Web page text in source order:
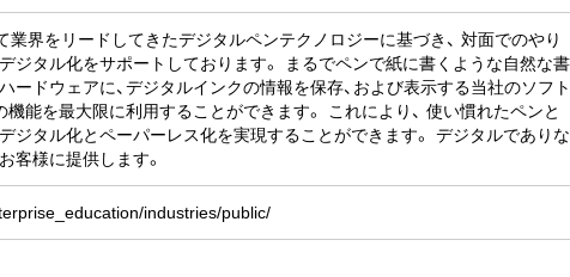
業界をリードしてきたデジタルペンテクノロジーに基づき、 対面でのやり
ジタル化をサポートしております。 まるでペンで紙に書くような自然な書
ードウェアに、デジタルインクの情報を保存、および表示する当社のソフト
機能を最大限に利用することができます。 これにより、 使い慣れたペンと
ジタル化とペーパーレス化を実現することができます。 デジタルでありな
客様に提供します。
industries/public/